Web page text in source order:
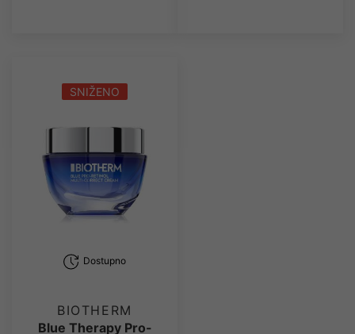
SNIŽENO
Dostupno
BIOTHERM
Blue Therapy Pro-